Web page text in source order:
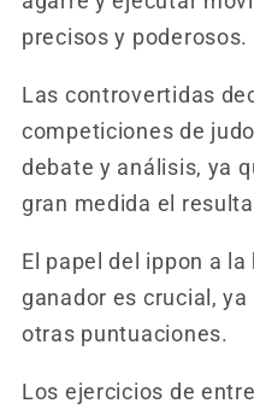
precisos y poderosos.
Las controvertidas
competiciones de
debate y análisis, ya
gran medida el
El papel del ippon a
ganador es crucial,
otras puntuaciones.
Los ejercicios de